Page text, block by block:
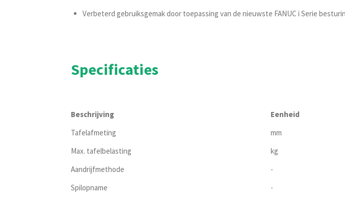
Verbeterd gebruiksgemak door toepassing van de nieuwste FANUC i Serie
Specificaties
Beschrijving Eenheid
Tafelafmeting
mm
Max. tafelbelasting
kg
Aandrijfmethode
-
Spilopname
-